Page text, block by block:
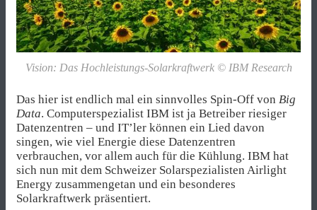
Vision: Das Hochleistungs-Solarkraftwerk © IBM Research
Das hier ist endlich mal ein sinnvolles Spin-Off von Big
Data. Computerspezialist IBM ist ja Betreiber riesiger
Datenzentren – und IT’ler können ein Lied davon
singen, wie viel Energie diese Datenzentren
verbrauchen, vor allem auch für die Kühlung. IBM hat
sich nun mit dem Schweizer Solarspezialisten Airlight
Energy zusammengetan und ein besonderes
Solarkraftwerk präsentiert.